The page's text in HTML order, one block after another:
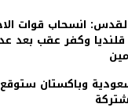
انسحاب قوات
وكفر عقب بعد
وباكستان ستوقع